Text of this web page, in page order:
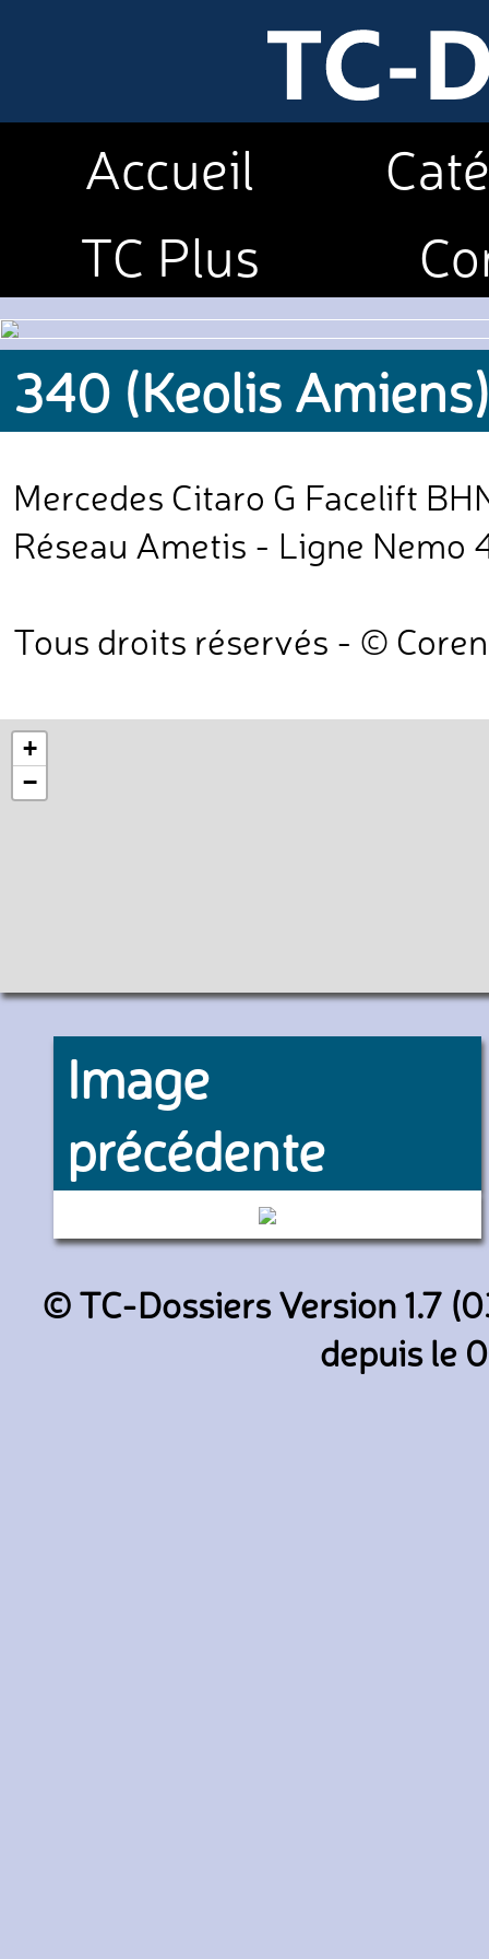
Accueil
TC Plus
340 (Keolis
Mercedes Citaro G Facelift
Réseau Ametis - Ligne Nemo
Tous droits réservés - ©
+
−
Image
précédente
F-RARF (Armée de l’Air)
© TC-Dossiers Version 1.7
depuis le